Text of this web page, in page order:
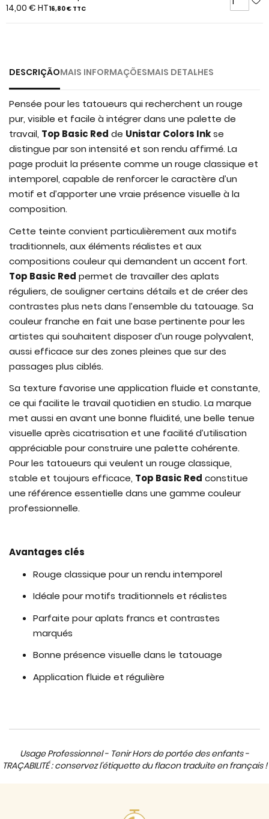
the
14,00 € HT16,80 € TTC
DESCRIÇÃOMAIS INFORMAÇÕESMAIS DETALHES
Pensée pour les tatoueurs qui recherchent un rouge
pur, visible et facile à intégrer dans une palette de
travail, Top Basic Red de Unistar Colors Inkse
distingue par son intensité et son rendu affirmé. La
page produit la présente comme un rouge classique et
intemporel, capable de renforcer le caractère d’un
motif et d’apporter une vraie présence visuelle à la
composition.
Cette teinte convient particulièrement aux motifs
traditionnels, aux éléments réalistes et aux
compositions couleur qui demandent un accent fort.
Top Basic Red permet de travailler des aplats
réguliers, de souligner certains détails et de créer des
contrastes plus nets dans l’ensemble du tatouage. Sa
couleur franche en fait une base pertinente pour les
artistes qui souhaitent disposer d’un rouge polyvalent,
aussi efficace sur des zones pleines que sur des
passages plus ciblés.
Sa texture favorise une application fluide et constante,
ce qui facilite le travail quotidien en studio. La marque
met aussi en avant une bonne fluidité, une belle tenue
visuelle après cicatrisation et une facilité d’utilisation
appréciable pour construire une palette cohérente.
Pour les tatoueurs qui veulent un rouge classique,
stable et toujours efficace, Top Basic Red constitue
une référence essentielle dans une gamme couleur
professionnelle.
Avantages clés
Rouge classique pour un rendu intemporel
Idéale pour motifs traditionnels et réalistes
Parfaite pour aplats francs et contrastes
marqués
Bonne présence visuelle dans le tatouage
Application fluide et régulière
Usage Professionnel - Tenir Hors de portée des enfants -
TRAÇABILITÉ : conservez l'étiquette du flacon traduite en français !